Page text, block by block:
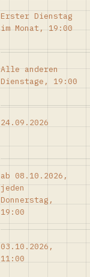
Erster Dienstag
im Monat, 19:00
Alle anderen
Dienstage, 19:00
24.09.2026
ab 08.10.2026,
jeden
Donnerstag,
19:00
03.10.2026,
11:00